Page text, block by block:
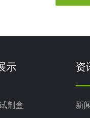
示
剂盒
资
新